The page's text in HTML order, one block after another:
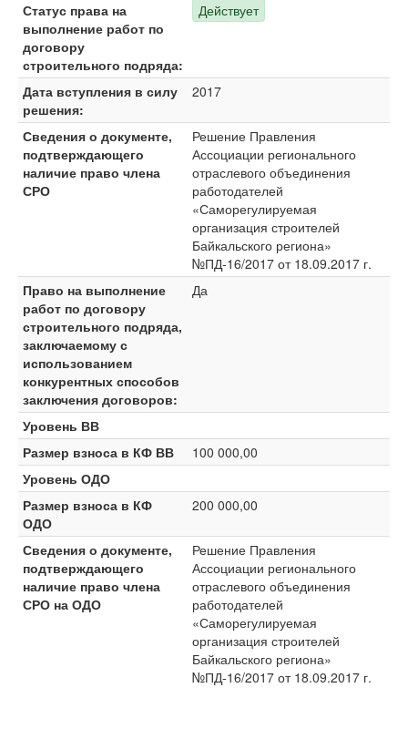
Статус права на
выполнение работ по
договору
строительного подряда:
Действует
Дата вступления в силу
решения:
2017
Сведения о документе,
подтверждающего
наличие право члена
СРО
Решение Правления
Ассоциации регионального
отраслевого объединения
работодателей
«Саморегулируемая
организация строителей
Байкальского региона»
№ПД-16/2017 от 18.09.2017 г.
Право на выполнение
работ по договору
строительного подряда,
заключаемому с
использованием
конкурентных способов
заключения договоров:
Да
Уровень ВВ
Размер взноса в КФ ВВ
100 000,00
Уровень ОДО
Размер взноса в КФ
ОДО
200 000,00
Сведения о документе,
подтверждающего
наличие право члена
СРО на ОДО
Решение Правления
Ассоциации регионального
отраслевого объединения
работодателей
«Саморегулируемая
организация строителей
Байкальского региона»
№ПД-16/2017 от 18.09.2017 г.